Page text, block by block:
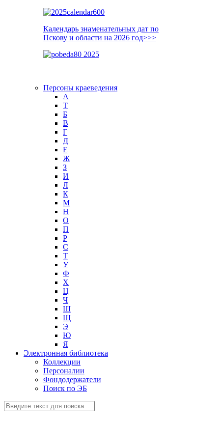
Календарь знаменательных дат по
Пскову и области на 2026 год>>>
Персоны краеведения
А
T
Б
В
Г
Д
Е
Ж
З
И
Л
К
М
Н
О
П
Р
С
Т
У
Ф
Х
Ц
Ч
Ш
Щ
Э
Ю
Я
Электронная библиотека
Коллекции
Персоналии
Фондодержатели
Поиск по ЭБ